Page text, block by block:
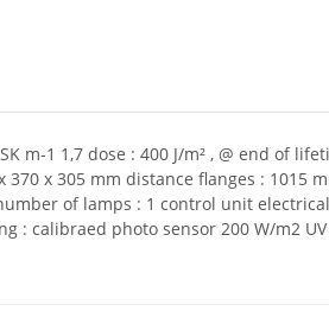
m-1 1,7 dose : 400 J/m² , @ end of
370 x 305 mm distance flanges :
of lamps : 1 control unit
calibraed photo sensor 200 W/m2